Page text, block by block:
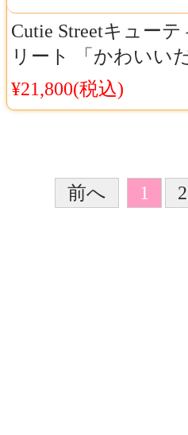
Cutie Streetキューテ
リート 「かわいい
めですか？」佐野愛
ク柄制服衣装 メン
¥21,800(税込)
前へ 1 2